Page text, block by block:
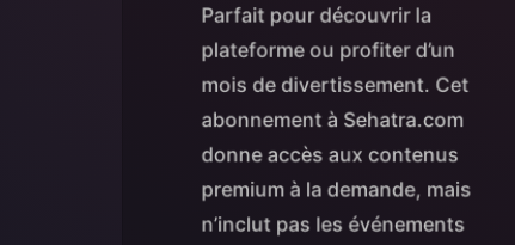
Parfait pour découvrir la
plateforme ou profiter d’un
mois de divertissement. Cet
abonnement à Sehatra.com
donne accès aux contenus
premium à la demande, mais
n’inclut pas les événements